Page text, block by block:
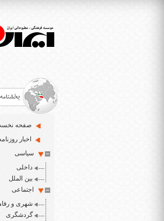
بخشنامه
>
قانون
اخبار
>
ایران
>
صفحه
اخبار
سیاسی
داخلی
بین الملل
اجتماعی
شهری و
گردشگری